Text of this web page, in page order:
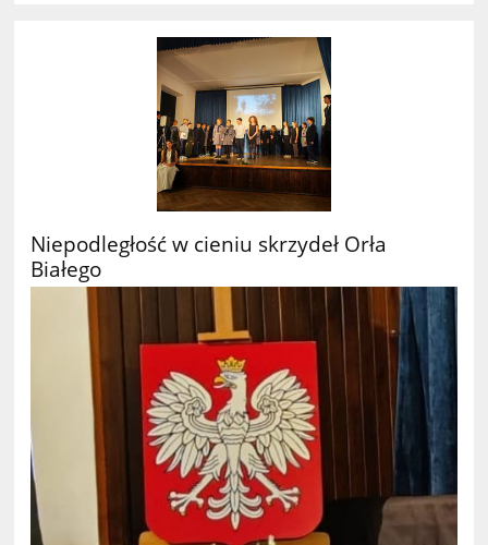
Niepodległość w cieniu skrzydeł Orła
Białego